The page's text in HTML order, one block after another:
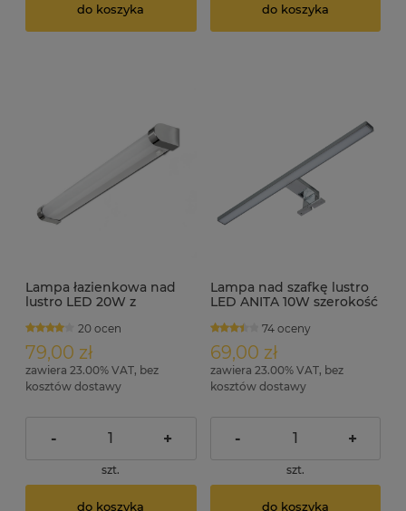
do koszyka do koszyka
Lampa łazienkowa nad
lustro LED 20W z
20 ocen
79,00 zł
zawiera 23.00% VAT, bez
kosztów dostawy
- +
szt.
do koszyka
Lampa nad szafkę lustro
LED ANITA 10W szerokość
74 oceny
69,00 zł
zawiera 23.00% VAT, bez
kosztów dostawy
- +
szt.
do koszyka